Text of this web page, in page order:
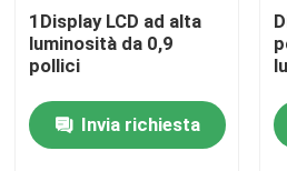
Circa noi
Controllo di qualità
1Display LCD ad alta
luminosità da 0,9
pollici
Invia richiesta